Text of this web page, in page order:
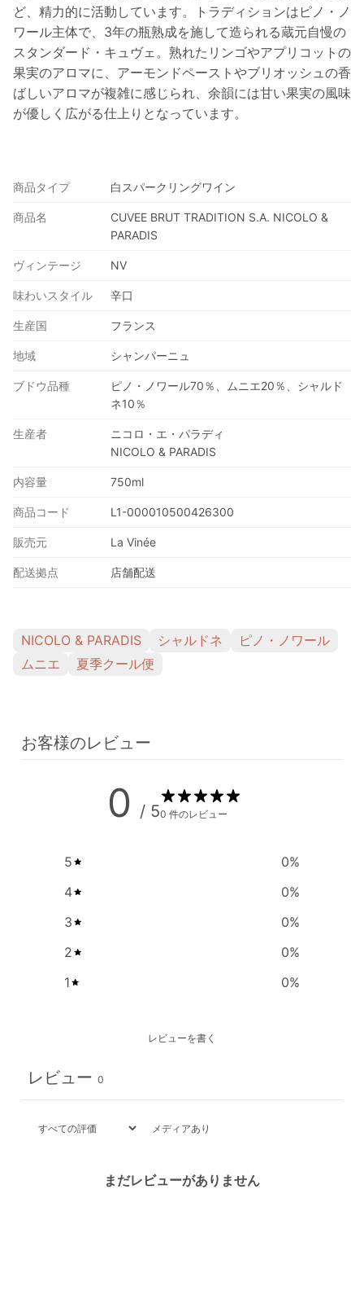
ど、精力的に活動しています。トラディションはピノ・ノ
ワール主体で、3年の瓶熟成を施して造られる蔵元自慢の
スタンダード・キュヴェ。熟れたリンゴやアプリコットの
果実のアロマに、アーモンドペーストやブリオッシュの香
ばしいアロマが複雑に感じられ、余韻には甘い果実の風味
が優しく広がる仕上りとなっています。
商品タイプ 白スパークリングワイン
商品名
CUVEE BRUT TRADITION S.A. NICOLO &
PARADIS
ヴィンテージ NV
味わいスタイル 辛口
生産国 フランス
地域 シャンパーニュ
ブドウ品種
ピノ・ノワール70％、ムニエ20％、シャルド
ネ10％
生産者
ニコロ・エ・パラディ
NICOLO & PARADIS
内容量 750ml
商品コード L1-000010500426300
販売元 La Vinée
配送拠点 店舗配送
NICOLO & PARADIS シャルドネ
ピノ・ノワール
ムニエ
夏季クール便
お客様のレビュー
0 / 50 件のレビュー
5 0%
4
0%
3
0%
2
0%
1
0%
レビューを書く
レビュー 0
メディアあり
まだレビューがありません